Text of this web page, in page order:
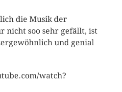
die Musik der
nicht soo sehr gefällt, ist
und genial
watch?